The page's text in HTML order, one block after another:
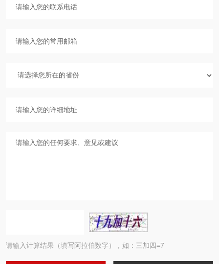
请输入计算结果（填写阿拉伯数字），如：三加四=7